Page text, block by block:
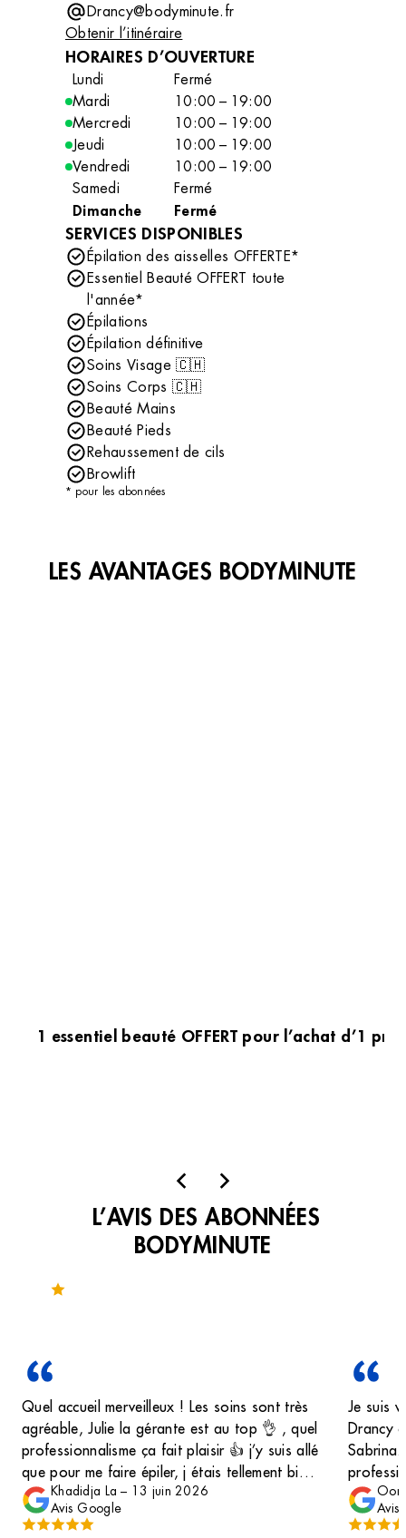
Drancy@bodyminute.fr
Obtenir l’itinéraire
HORAIRES D’OUVERTURE
Lundi
Fermé
Mardi
10:00 – 19:00
Mercredi
10:00 – 19:00
Jeudi
10:00 – 19:00
Vendredi
10:00 – 19:00
Samedi
Fermé
Dimanche
Fermé
SERVICES DISPONIBLES
Épilation des aisselles OFFERTE*
Essentiel Beauté OFFERT toute
l'année*
Épilations
Épilation définitive
Soins Visage 🇨🇭
Soins Corps 🇨🇭
Beauté Mains
Beauté Pieds
Rehaussement de cils
Browlift
* pour les abonnées
LES AVANTAGES BODYMINUTE
1 essentiel beauté OFFERT pour l’achat d’1
L’AVIS DES ABONNÉES
BODYMINUTE
Quel accueil merveilleux ! Les soins sont très
agréable, Julie la gérante est au top 👌 , quel
professionnalisme ça fait plaisir 👍 j’y suis allé
que pour me faire épiler, j étais tellement bien
accueillie que j’y ai passé la journée ! J’ai fais
un soin du visage massage exquis 🥰 Sabrina
Khadidja La – 13 juin 2026
Avis Google
Je suis
Drancy
Sabrina.
de bien
Avis